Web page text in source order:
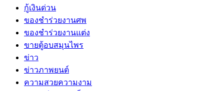
กู้เงินด่วน
ของชำร่วยงานศพ
ของชำร่วยงานแต่ง
ขายตู้อบสมุนไพร
ข่าว
ข่าวภาพยนต์
ความสวยความงาม